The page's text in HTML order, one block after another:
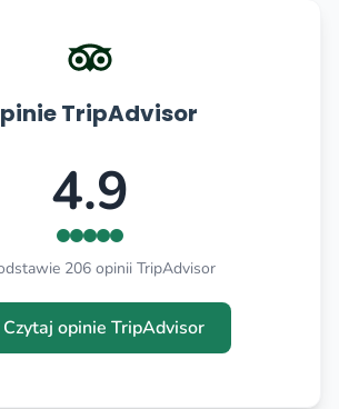
TripAdvisor
4.9
206 opinii TripAdvisor
Czytaj opinie TripAdvisor